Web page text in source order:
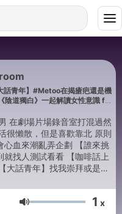
青年】#Metoo在揭瘡疤還是機
陰道獨白》一起解讀女性意識 ft.
在劇場片場錄音室打混過然
心血來潮亂弄企劃 【誰來挑
找人測試看看 【咖啡話上
大話青年】找我崇拜或是感
領域出發 【宅宅練蕭威】
學好
閱關注吧~ 沒有就算了 這才
Volumen 1 x